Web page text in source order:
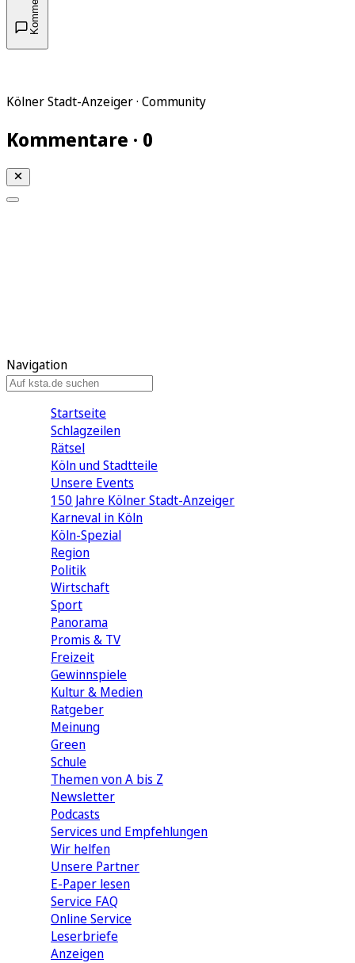
Kölner Stadt-Anzeiger · Community
Kommentare · 0
Navigation
Startseite
Schlagzeilen
Rätsel
Köln und Stadtteile
Unsere Events
150 Jahre Kölner Stadt-Anzeiger
Karneval in Köln
Köln-Spezial
Region
Politik
Wirtschaft
Sport
Panorama
Promis & TV
Freizeit
Gewinnspiele
Kultur & Medien
Ratgeber
Meinung
Green
Schule
Themen von A bis Z
Newsletter
Podcasts
Services und Empfehlungen
Wir helfen
Unsere Partner
E-Paper lesen
Service FAQ
Online Service
Leserbriefe
Anzeigen